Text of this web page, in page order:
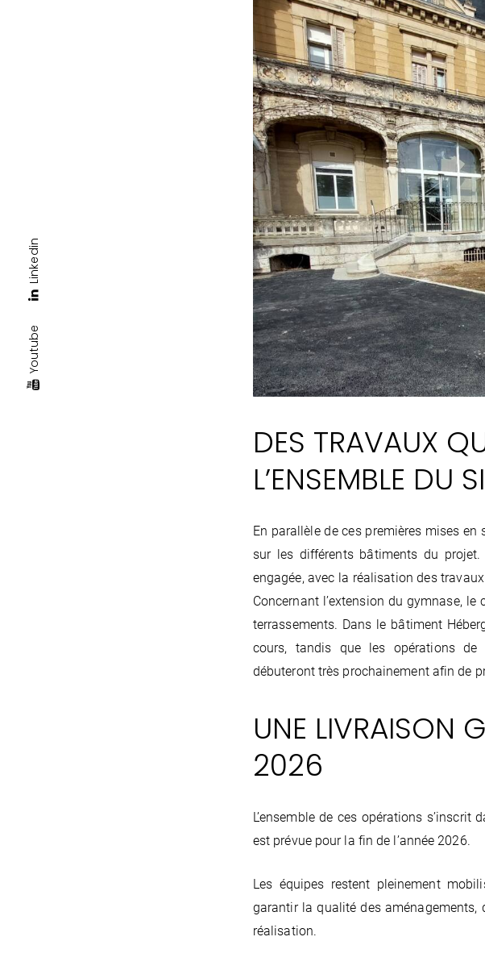
DES TRAVAUX
L’ENSEMBLE DU
En parallèle de ces premières mises
sur les différents bâtiments du
engagée, avec la réalisation des
Concernant l’extension du gymnase,
terrassements. Dans le bâtiment
cours, tandis que les opérations de
débuteront très prochainement afin de
UNE LIVRAISON
2026
L’ensemble de ces opérations
est prévue pour la fin de l’année 2026.
Les équipes restent pleinement
garantir la qualité des aménagements,
réalisation.
Youtube
Linkedin